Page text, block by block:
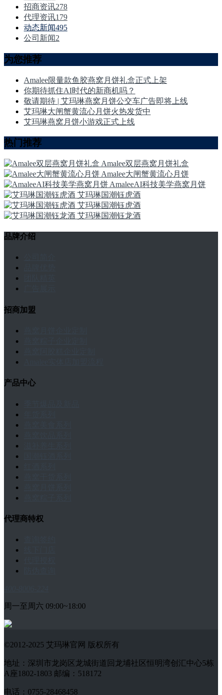
招商资讯278
代理资讯179
动态新闻495
公司新闻2
为您推荐
Amalee限量款鱼胶燕窝月饼礼盒正式上架
你期待抓住AI时代的新商机吗？
敬请期待 | 艾玛琳燕窝月饼公交车广告即将上线
艾玛琳大闸蟹黄流心月饼火热发货中
艾玛琳燕窝月饼小游戏正式上线
热门推荐
Amalee双层燕窝月饼礼盒
Amalee大闸蟹黄流心月饼
AmaleeAI科技美学燕窝月饼
艾玛琳国潮钰虎酒
艾玛琳国潮钰虎酒
艾玛琳国潮钰龙酒
品牌介绍
招商加盟
产品中心
代理商特权
周一至周六 09:00~18:00
©2012-2025 艾玛琳官网 版权所有
地址：深圳市龙岗区龙城街道回龙埔社区恒明湾创汇中心5栋
A座1802-1803 邮编：518172
电话：0755-28468458